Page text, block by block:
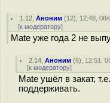
1.12 ,Аноним (12), 12:48, 08/
[к модератору]
Mate уже года 2 не
2.14 ,Аноним (6), 12:51,
[к модератору]
Mate ушёл в закат,
поддерживать.